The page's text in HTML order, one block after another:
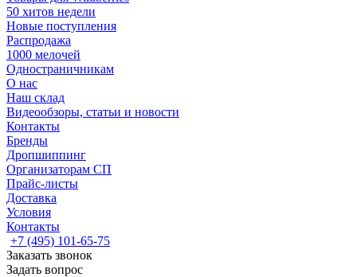
50 хитов недели
Новые поступления
Распродажа
1000 мелочей
Одностраничникам
О нас
Наш склад
Видеообзоры, статьи и новости
Контакты
Бренды
Дропшиппинг
Организаторам СП
Прайс-листы
Доставка
Условия
Контакты
+7 (495) 101-65-75
Заказать звонок
Задать вопрос